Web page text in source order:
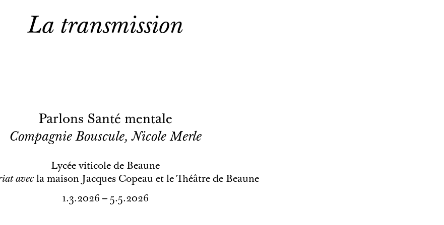
La transmission
Parlons Santé mentale
Compagnie Bouscule, Nicole Merle
Lycée viticole de Beaune
avec la maison Jacques Copeau et le Théâtre de Beaune
1.3.2026 – 5.5.2026